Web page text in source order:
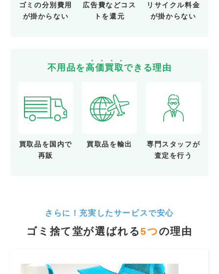
ゴミの分別費用
が掛からない
広告費などコス
トを還元
リサイクル料金
が掛からない
不用品を高価買取できる理由
買取品を国内で
再販
買取品を輸出
専門スタッフが
査定を行う
さらに！充実したサービスで安心
ゴミ捨て堂が選ばれる5つの理由